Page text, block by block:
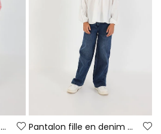
Pantalon fille en denim stretch bleach
Pantalon fille en denim stretch bleu